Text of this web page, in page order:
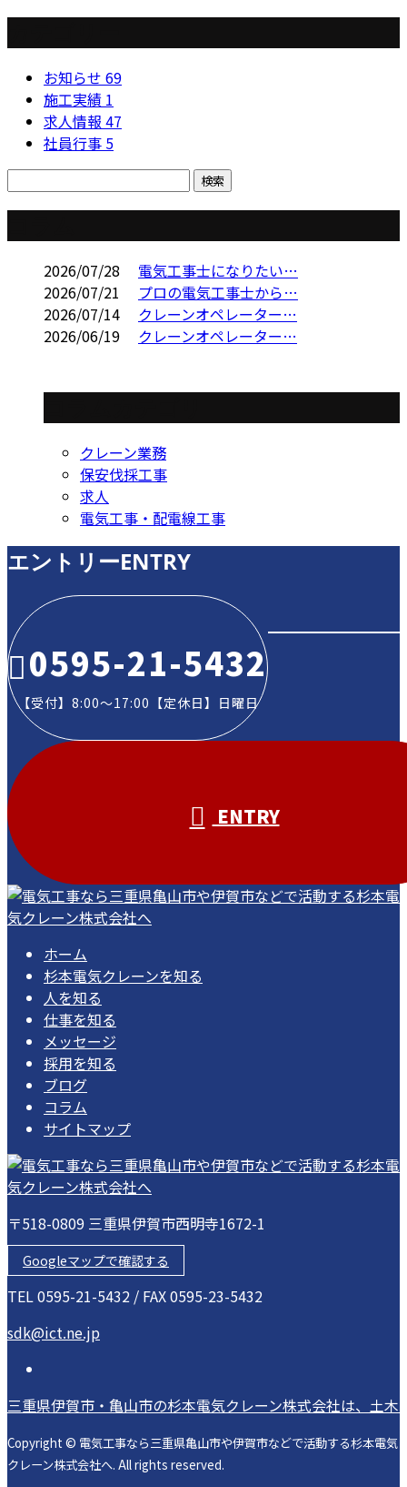
お知らせ 69
施工実績 1
求人情報 47
社員行事 5
2026/07/28
電気工事士になりたい…
2026/07/21
プロの電気工事士から…
2026/07/14
クレーンオペレーター…
2026/06/19
クレーンオペレーター…
クレーン業務
保安伐採工事
求人
電気工事・配電線工事
エントリーENTRY
0595-21-5432
【受付】8:00～17:00【定休日】日曜日
ENTRY
ホーム
杉本電気クレーンを知る
人を知る
仕事を知る
メッセージ
採用を知る
ブログ
コラム
サイトマップ
〒518-0809 三重県伊賀市西明寺1672-1
Googleマップで確認する
TEL 0595-21-5432 / FAX 0595-23-5432
sdk@ict.ne.jp
三重県伊賀市・亀山市の杉本電気クレーン株式会社は、土
Copyright © 電気工事なら三重県亀山市や伊賀市などで活動する杉本電気
クレーン株式会社へ. All rights reserved.